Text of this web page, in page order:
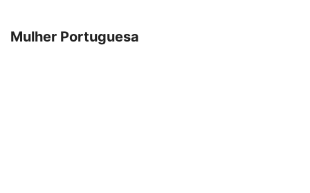
Mulher Portuguesa